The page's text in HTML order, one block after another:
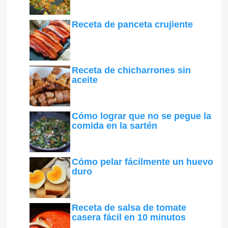
Receta de panceta crujiente
Receta de chicharrones sin
aceite
Cómo lograr que no se pegue la
comida en la sartén
Cómo pelar fácilmente un huevo
duro
Receta de salsa de tomate
casera fácil en 10 minutos